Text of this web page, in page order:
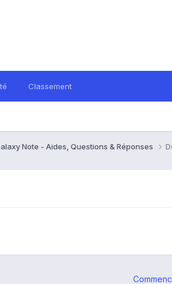
Classement
Note - Aides, Questions & Réponses